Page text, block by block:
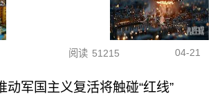
阅读 51215 04-21
动军国主义复活将触碰“红线”